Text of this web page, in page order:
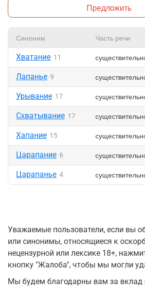
Предложить
Синоним Часть речи
Хватание 11
Лапанье 9
Урывание 17
Схватывание 17
Хапание 15
Царапание 6
Царапанье 4
Уважаемые пользователи, если вы
или синонимы, относящиеся к
нецензурной или лексике 18+,
кнопку "Жалоба", чтобы мы могли
Мы будем благодарны вам за вклад